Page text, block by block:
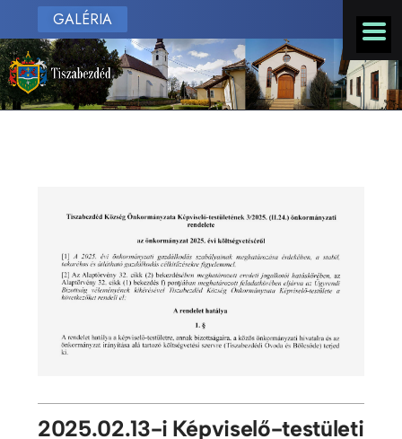
GALÉRIA
2025.02.13-i Képviselő-testületi